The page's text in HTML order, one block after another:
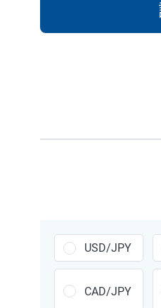
GBP/JPY
AUD/JPY
USD/JPY
CAD/JPY